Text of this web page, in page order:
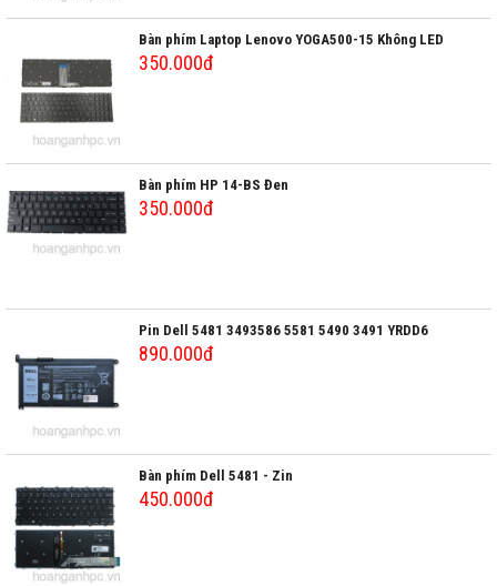
Bàn phím Laptop Lenovo YOGA500-15 Không LED
350.000đ
Bàn phím HP 14-BS Đen
350.000đ
Pin Dell 5481 3493586 5581 5490 3491 YRDD6
890.000đ
Bàn phím Dell 5481 - Zin
450.000đ